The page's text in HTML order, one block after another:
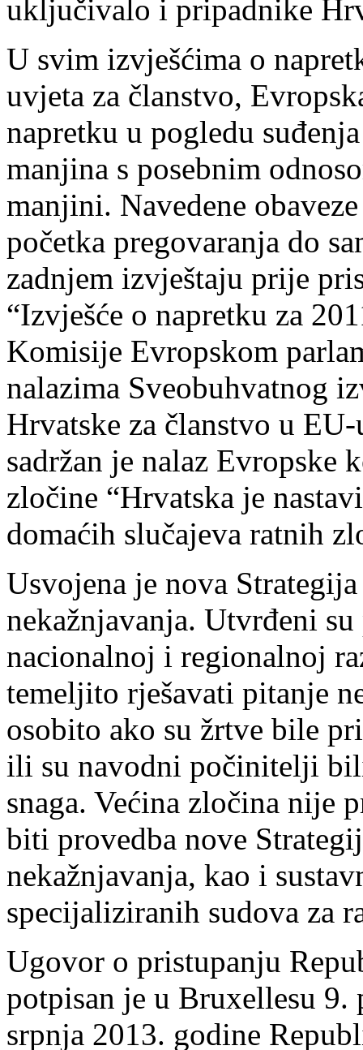
uključivalo i pripadnike
U svim izvješćima o
uvjeta za članstvo,
napretku u pogledu
manjina s posebnim
manjini. Navedene
početka pregovaranja do
zadnjem izvještaju prije
“Izvješće o napretku za
Komisije Evropskom
nalazima Sveobuhvatnog
Hrvatske za članstvo u
sadržan je nalaz Evropske
zločine “Hrvatska je
domaćih slučajeva ratnih
Usvojena je nova
nekažnjavanja. Utvrđeni
nacionalnoj i regionalnoj
temeljito rješavati pitanje
osobito ako su žrtve bile
ili su navodni počinitelji
snaga. Većina zločina nije
biti provedba nove
nekažnjavanja, kao i
specijaliziranih sudova za
Ugovor o pristupanju
potpisan je u Bruxellesu 9.
srpnja 2013. godine